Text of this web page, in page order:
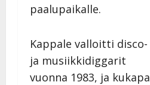
paalupaikalle.
Kappale valloitti disco-
ja musiikkidiggarit
vuonna 1983, ja kukapa